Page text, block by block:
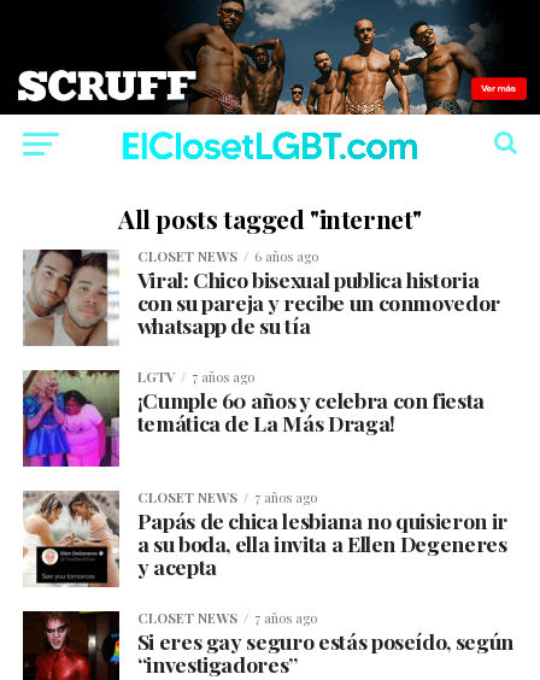
All posts tagged "internet"
CLOSET NEWS 6 años ago
Viral: Chico bisexual publica historia
con su pareja y recibe un conmovedor
whatsapp de su tía
LGTV 7 años ago
¡Cumple 60 años y celebra con fiesta
temática de La Más Draga!
CLOSET NEWS 7 años ago
Papás de chica lesbiana no quisieron ir
a su boda, ella invita a Ellen Degeneres
y acepta
CLOSET NEWS 7 años ago
Si eres gay seguro estás poseído, según
“investigadores”